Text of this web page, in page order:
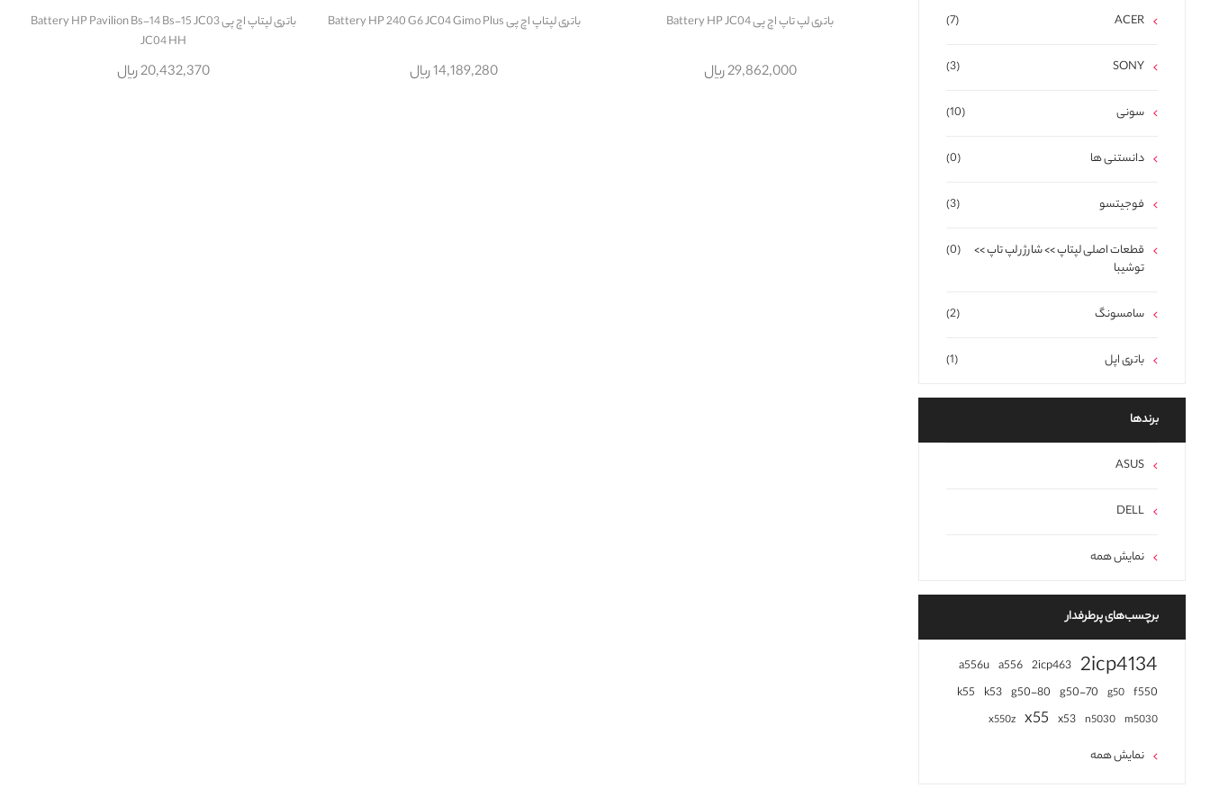
باتری لپ تاپ اچ پی Battery HP JC04
29,862,000 ریال
باتری لپتاپ اچ پی Battery HP 240 G6 JC04 Gimo Plus
14,189,280 ریال
باتری لپتاپ اچ پی Battery HP Pavilion Bs-14 Bs-15 JC03
JC04 HH
20,432,370 ریال
(7) ACER
(3) SONY
(10) سونی
(0) دانستنی ها
(3) فوجیتسو
(0)
قطعات اصلی لپتاپ >> شارژر لپ تاپ >>
توشیبا
(2) سامسونگ
(1) باتری اپل
برند‌ها
ASUS
DELL
نمایش همه
برچسب‌های پرطرفدار
2icp4134
2icp463
a556
a556u
f550
g50
g50-70
g50-80
k53
k55
m5030
n5030
x53
x55
x550z
نمایش همه